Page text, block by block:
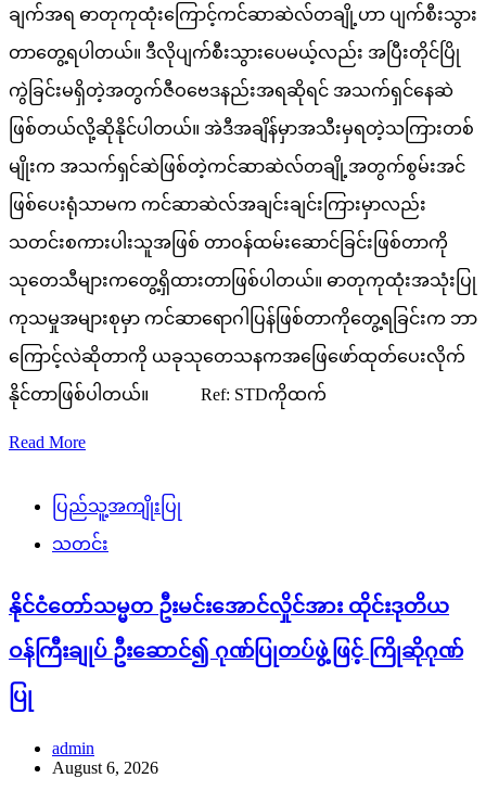
ချက်အရ ဓာတုကုထုံးကြောင့်ကင်ဆာဆဲလ်တချို့ဟာ ပျက်စီးသွား
တာတွေ့ရပါတယ်။ ဒီလိုပျက်စီးသွားပေမယ့်လည်း အပြီးတိုင်ပြို
ကွဲခြင်းမရှိတဲ့အတွက်ဇီဝဗေဒနည်းအရဆိုရင် အသက်ရှင်နေဆဲ
ဖြစ်တယ်လို့ဆိုနိုင်ပါတယ်။ အဲဒီအချိန်မှာအသီးမှရတဲ့သကြားတစ်
မျိုးက အသက်ရှင်ဆဲဖြစ်တဲ့ကင်ဆာဆဲလ်တချို့အတွက်စွမ်းအင်
ဖြစ်ပေးရုံသာမက ကင်ဆာဆဲလ်အချင်းချင်းကြားမှာလည်း
သတင်းစကားပါးသူအဖြစ် တာဝန်ထမ်းဆောင်ခြင်းဖြစ်တာကို
သုတေသီများကတွေ့ရှိထားတာဖြစ်ပါတယ်။ ဓာတုကုထုံးအသုံးပြု
ကုသမှုအများစုမှာ ကင်ဆာရောဂါပြန်ဖြစ်တာကိုတွေ့ရခြင်းက ဘာ
ကြောင့်လဲဆိုတာကို ယခုသုတေသနကအဖြေဖော်ထုတ်ပေးလိုက်
နိုင်တာဖြစ်ပါတယ်။ Ref: STDကိုထက်
Read More
ပြည်သူ့အကျိုးပြု
သတင်း
နိုင်ငံတော်သမ္မတ ဦးမင်းအောင်လှိုင်အား ထိုင်းဒုတိယ
ဝန်ကြီးချုပ် ဦးဆောင်၍ ဂုဏ်ပြုတပ်ဖွဲ့ဖြင့် ကြိုဆိုဂုဏ်
ပြု
admin
August 6, 2026